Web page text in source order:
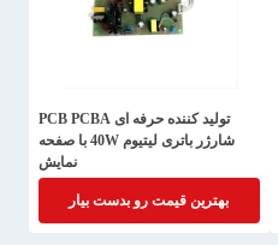
تولید کننده حرفه ای PCB PCBA
شارژر باتری لیتیوم 40W با صفحه
نمایش
بهترین قیمت رو بدست بیار